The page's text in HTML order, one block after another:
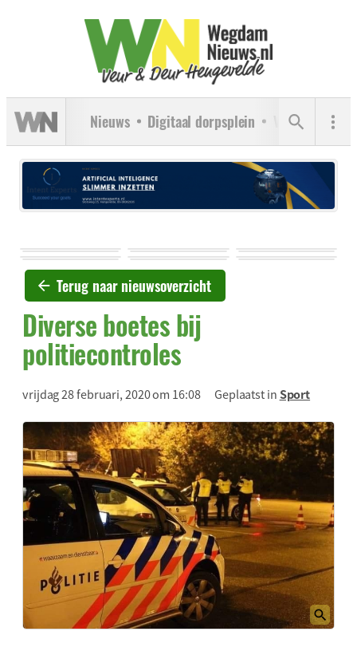
Nieuws Digitaal dorpsplein Verenigingen
Terug naar nieuwsoverzicht
Diverse boetes bij
politiecontroles
vrijdag 28 februari, 2020 om 16:08 Geplaatst inSport